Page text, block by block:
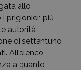
allo
prigionieri più
autorità
di settantuno
All’elenco
a quanto